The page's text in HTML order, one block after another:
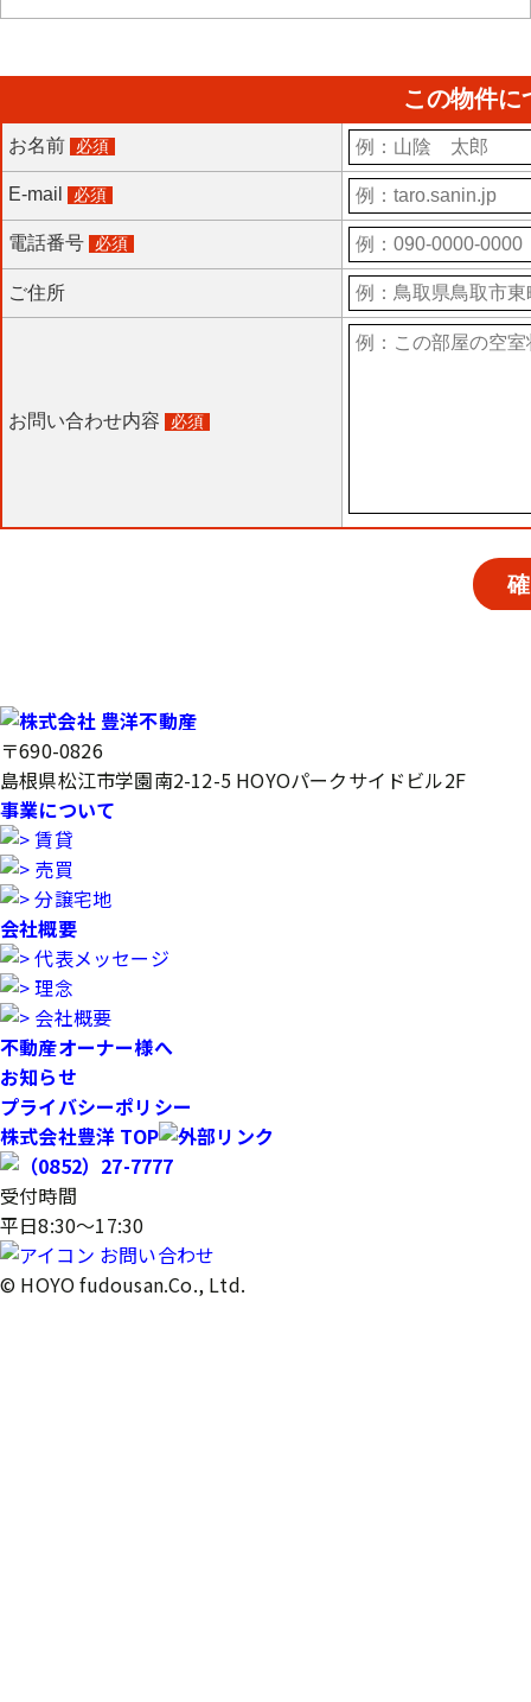
〒690-0826
島根県松江市学園南2-12-5 HOYOパークサイドビル2F
事業について
賃貸
売買
分譲宅地
会社概要
代表メッセージ
理念
会社概要
不動産オーナー様へ
お知らせ
プライバシーポリシー
株式会社豊洋 TOP
受付時間
平日8:30～17:30
お問い合わせ
© HOYO fudousan.Co., Ltd.